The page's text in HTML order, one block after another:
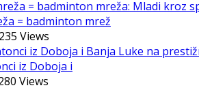
= badminton mrež
Views
iz Doboja i
Views